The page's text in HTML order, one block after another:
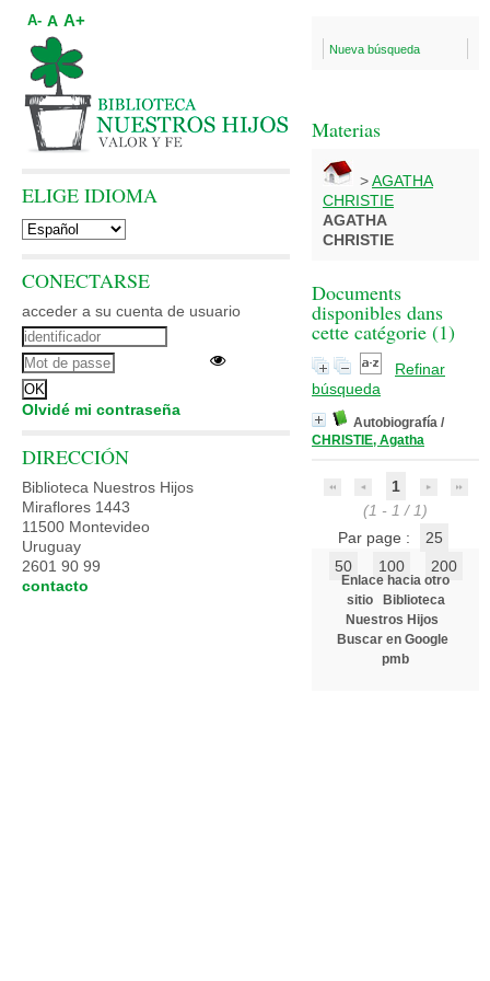
Nueva búsqueda
Materias
>AGATHA
CHRISTIE
AGATHA
CHRISTIE
Documents
disponibles dans
cette catégorie (1)
Refinar
búsqueda
Autobiografía /
CHRISTIE, Agatha
1
(1 - 1 / 1)
Par page :
25
50
100 200
Enlace hacia otro
sitio
Biblioteca
Nuestros Hijos
Buscar en Google
pmb
A- A A+
ELIGE IDIOMA
CONECTARSE
acceder a su cuenta de usuario
Olvidé mi contraseña
DIRECCIÓN
Biblioteca Nuestros Hijos
Miraflores 1443
11500 Montevideo
Uruguay
2601 90 99
contacto